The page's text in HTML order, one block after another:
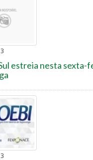
estreia nesta sexta-